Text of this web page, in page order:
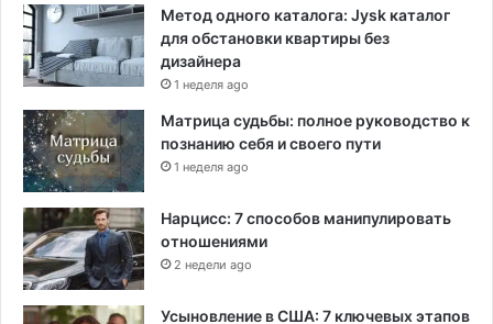
Метод одного каталога: Jysk каталог
для обстановки квартиры без
дизайнера
1 неделя ago
Матрица судьбы: полное руководство к
познанию себя и своего пути
1 неделя ago
Нарцисс: 7 способов манипулировать
отношениями
2 недели ago
Усыновление в США: 7 ключевых этапов